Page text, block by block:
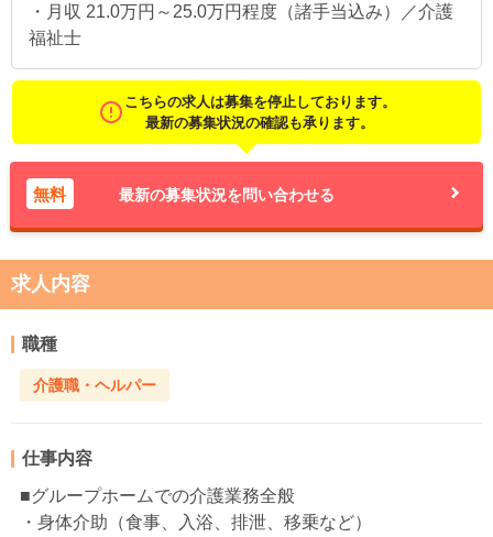
・月収 21.0万円～25.0万円程度（諸手当込み）／介護
福祉士
こちらの求人は募集を停止しております。
最新の募集状況の確認も承ります。
無料 最新の募集状況を問い合わせる
求人内容
職種
介護職・ヘルパー
仕事内容
■グループホームでの介護業務全般
・身体介助（食事、入浴、排泄、移乗など）